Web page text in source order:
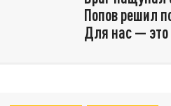
Попов решил
Для нас — это